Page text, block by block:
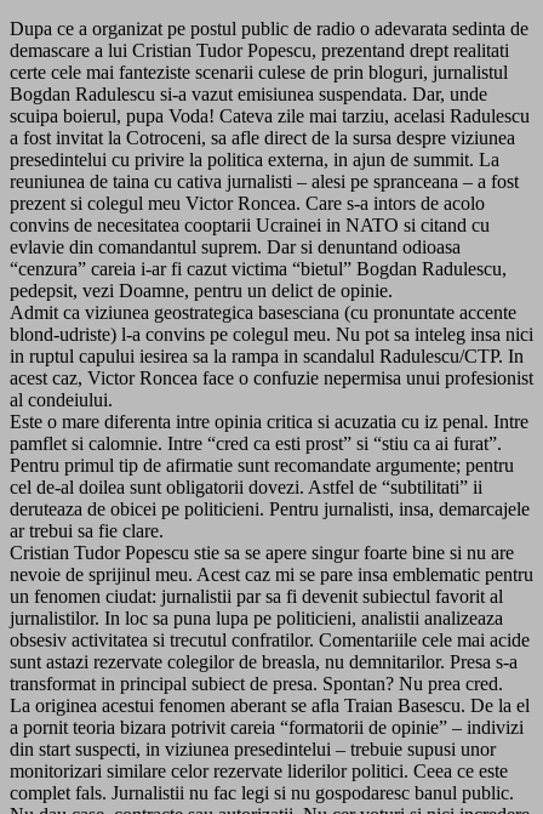
Dupa ce a organizat pe postul public de radio o adevarata sedinta de
demascare a lui Cristian Tudor Popescu, prezentand drept realitati
certe cele mai fanteziste scenarii culese de prin bloguri, jurnalistul
Bogdan Radulescu si-a vazut emisiunea suspendata. Dar, unde
scuipa boierul, pupa Voda! Cateva zile mai tarziu, acelasi Radulescu
a fost invitat la Cotroceni, sa afle direct de la sursa despre viziunea
presedintelui cu privire la politica externa, in ajun de summit. La
reuniunea de taina cu cativa jurnalisti – alesi pe spranceana – a fost
prezent si colegul meu Victor Roncea. Care s-a intors de acolo
convins de necesitatea cooptarii Ucrainei in NATO si citand cu
evlavie din comandantul suprem. Dar si denuntand odioasa
“cenzura” careia i-ar fi cazut victima “bietul” Bogdan Radulescu,
pedepsit, vezi Doamne, pentru un delict de opinie.
Admit ca viziunea geostrategica basesciana (cu pronuntate accente
blond-udriste) l-a convins pe colegul meu. Nu pot sa inteleg insa nici
in ruptul capului iesirea sa la rampa in scandalul Radulescu/CTP. In
acest caz, Victor Roncea face o confuzie nepermisa unui profesionist
al condeiului.
Este o mare diferenta intre opinia critica si acuzatia cu iz penal. Intre
pamflet si calomnie. Intre “cred ca esti prost” si “stiu ca ai furat”.
Pentru primul tip de afirmatie sunt recomandate argumente; pentru
cel de-al doilea sunt obligatorii dovezi. Astfel de “subtilitati” ii
deruteaza de obicei pe politicieni. Pentru jurnalisti, insa, demarcajele
ar trebui sa fie clare.
Cristian Tudor Popescu stie sa se apere singur foarte bine si nu are
nevoie de sprijinul meu. Acest caz mi se pare insa emblematic pentru
un fenomen ciudat: jurnalistii par sa fi devenit subiectul favorit al
jurnalistilor. In loc sa puna lupa pe politicieni, analistii analizeaza
obsesiv activitatea si trecutul confratilor. Comentariile cele mai acide
sunt astazi rezervate colegilor de breasla, nu demnitarilor. Presa s-a
transformat in principal subiect de presa. Spontan? Nu prea cred.
La originea acestui fenomen aberant se afla Traian Basescu. De la el
a pornit teoria bizara potrivit careia “formatorii de opinie” – indivizi
din start suspecti, in viziunea presedintelui – trebuie supusi unor
monitorizari similare celor rezervate liderilor politici. Ceea ce este
complet fals. Jurnalistii nu fac legi si nu gospodaresc banul public.